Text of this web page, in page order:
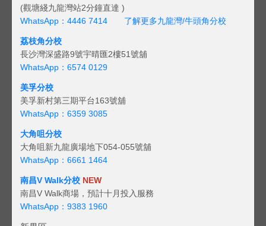
(觀塘綫九龍灣站2分鐘直達 )
WhatsApp：4446 7414
了解更多九龍灣/牛頭角分校
荔枝角分校
長沙灣深盛路9號宇晴匯2樓51號舖
WhatsApp：6574 0129
美孚分校
美孚新村第三期平台163號舖
WhatsApp：6359 3085
大角咀分校
大角咀新九龍廣場地下054-055號舖
WhatsApp：6661 1464
南昌V Walk分校 NEW
南昌V Walk商場，預計十月投入服務
WhatsApp：9383 1960